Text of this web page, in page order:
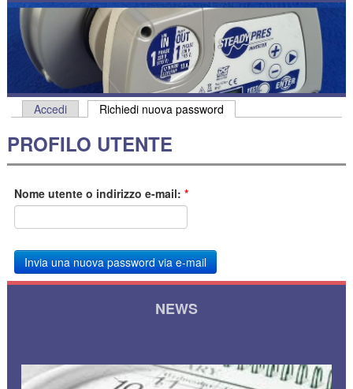
Accedi Richiedi nuova password
PROFILO UTENTE
Nome utente o indirizzo e-mail: *
NEWS